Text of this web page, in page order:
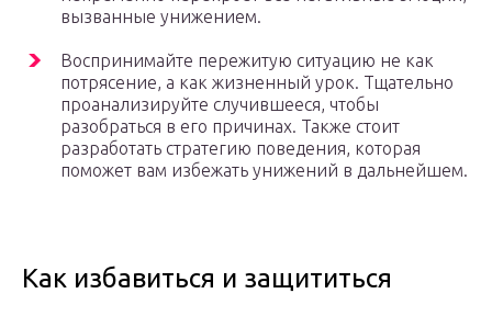
вызванные унижением.
Воспринимайте пережитую ситуацию не как
потрясение, а как жизненный урок. Тщательно
проанализируйте случившееся, чтобы
разобраться в его причинах. Также стоит
разработать стратегию поведения, которая
поможет вам избежать унижений в дальнейшем.
Как избавиться и защититься